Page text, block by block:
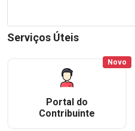
Serviços Úteis
Portal do
Contribuinte
Novo